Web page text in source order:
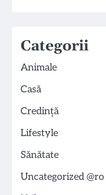
Categorii
Animale
Casă
Credință
Lifestyle
Sănătate
Uncategorized @ro